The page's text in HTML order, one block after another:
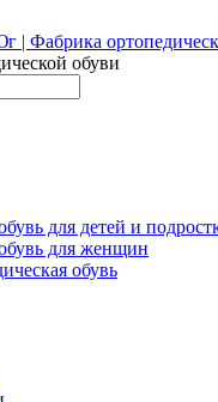
обуви
для детей и
для женщин
обувь